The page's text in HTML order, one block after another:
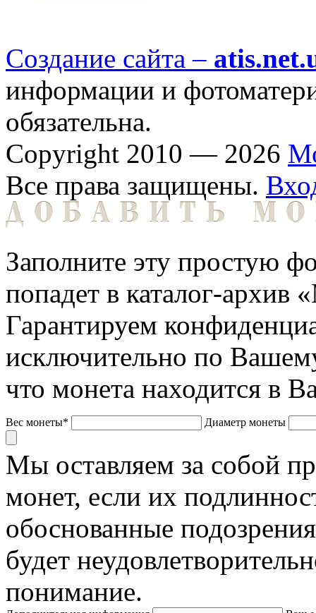
Создание сайта –
информации и
обязательна.
Copyright 2010 — 2026
Все права защищены.
Заполните эту простую
попадет в каталог-архив
Гарантируем
исключительно по
что монета находится в
Вес монеты* Диаметр монеты
Мы оставляем за собой
монет, если их
обоснованные
будет
понимание.